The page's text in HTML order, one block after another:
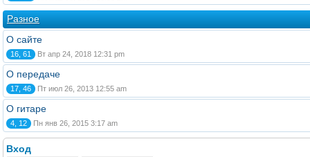
Разное
О сайте
16, 61 Вт апр 24, 2018 12:31 pm
О передаче
17, 46 Пт июл 26, 2013 12:55 am
О гитаре
4, 12 Пн янв 26, 2015 3:17 am
Вход